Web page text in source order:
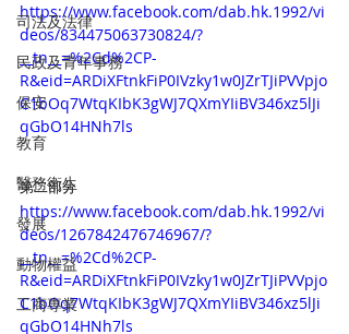
司法及法律
民政及青年事務
保安
教育
醫務衛生
發展
動物權益
工商專業
https://www.facebook.com/dab.hk.1992/vi
deos/834475063730824/?
__tn__=%2Cd%2CP-
R&eid=ARDiXFtnkFiP0IVzky1w0JZrTJiPVVpjo
C1bOq7WtqKIbK3gWJ7QXmYIiBV346xz5lJi
qGbO14HNh7ls
第二部分
https://www.facebook.com/dab.hk.1992/vi
deos/1267842476746967/?
__tn__=%2Cd%2CP-
R&eid=ARDiXFtnkFiP0IVzky1w0JZrTJiPVVpjo
C1bOq7WtqKIbK3gWJ7QXmYIiBV346xz5lJi
qGbO14HNh7ls